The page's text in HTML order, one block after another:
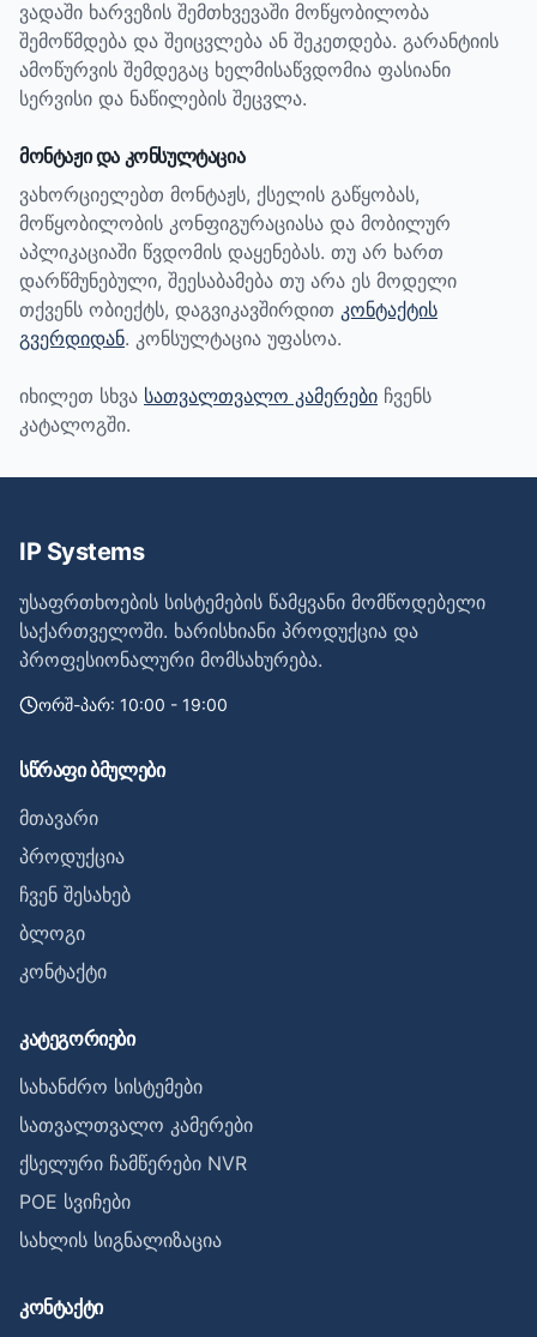
ვადაში ხარვეზის შემთხვევაში მოწყობილობა
შემოწმდება და შეიცვლება ან შეკეთდება. გარანტიის
ამოწურვის შემდეგაც ხელმისაწვდომია ფასიანი
სერვისი და ნაწილების შეცვლა.
მონტაჟი და კონსულტაცია
ვახორციელებთ მონტაჟს, ქსელის გაწყობას,
მოწყობილობის კონფიგურაციასა და მობილურ
აპლიკაციაში წვდომის დაყენებას. თუ არ ხართ
დარწმუნებული, შეესაბამება თუ არა ეს მოდელი
თქვენს ობიექტს, დაგვიკავშირდით კონტაქტის
გვერდიდან. კონსულტაცია უფასოა.
იხილეთ სხვა სათვალთვალო კამერები ჩვენს
კატალოგში.
IP Systems
უსაფრთხოების სისტემების წამყვანი მომწოდებელი
საქართველოში. ხარისხიანი პროდუქცია და
პროფესიონალური მომსახურება.
ორშ-პარ: 10:00 - 19:00
სწრაფი ბმულები
მთავარი
პროდუქცია
ჩვენ შესახებ
ბლოგი
კონტაქტი
კატეგორიები
სახანძრო სისტემები
სათვალთვალო კამერები
ქსელური ჩამწერები NVR
POE სვიჩები
სახლის სიგნალიზაცია
კონტაქტი